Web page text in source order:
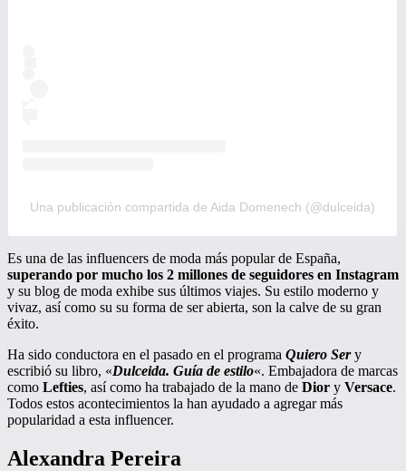
Una publicación compartida de Aida Domenech (@dulceida)
Es una de las influencers de moda más popular de España,
superando por mucho los 2 millones de seguidores en Instagram
y su blog de moda exhibe sus últimos viajes. Su estilo moderno y
vivaz, así como su su forma de ser abierta, son la calve de su gran
éxito.
Ha sido conductora en el pasado en el programa Quiero Sery
escribió su libro, «Dulceida. Guía de estilo«. Embajadora de marcas
como Lefties, así como ha trabajado de la mano de Dior y Versace.
Todos estos acontecimientos la han ayudado a agregar más
popularidad a esta influencer.
Alexandra Pereira